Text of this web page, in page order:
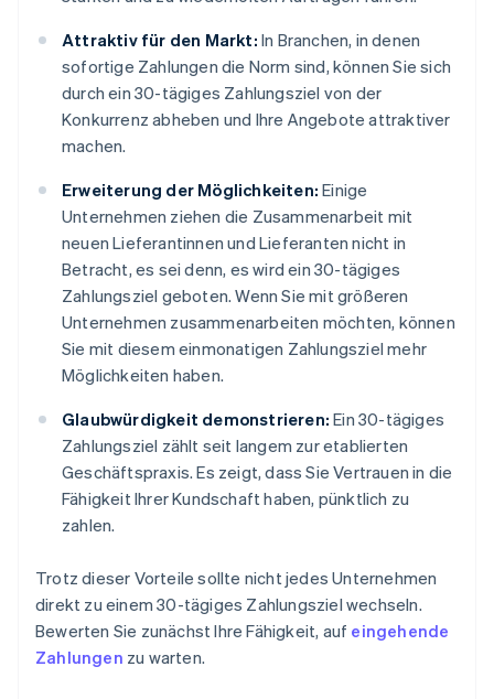
Attraktiv für den Markt: In Branchen, in denen
sofortige Zahlungen die Norm sind, können Sie sich
durch ein 30-tägiges Zahlungsziel von der
Konkurrenz abheben und Ihre Angebote attraktiver
machen.
Erweiterung der Möglichkeiten: Einige
Unternehmen ziehen die Zusammenarbeit mit
neuen Lieferantinnen und Lieferanten nicht in
Betracht, es sei denn, es wird ein 30-tägiges
Zahlungsziel geboten. Wenn Sie mit größeren
Unternehmen zusammenarbeiten möchten, können
Sie mit diesem einmonatigen Zahlungsziel mehr
Möglichkeiten haben.
Glaubwürdigkeit demonstrieren: Ein 30-tägiges
Zahlungsziel zählt seit langem zur etablierten
Geschäftspraxis. Es zeigt, dass Sie Vertrauen in die
Fähigkeit Ihrer Kundschaft haben, pünktlich zu
zahlen.
Trotz dieser Vorteile sollte nicht jedes Unternehmen
direkt zu einem 30-tägiges Zahlungsziel wechseln.
Bewerten Sie zunächst Ihre Fähigkeit, auf eingehende
Zahlungen zu warten.